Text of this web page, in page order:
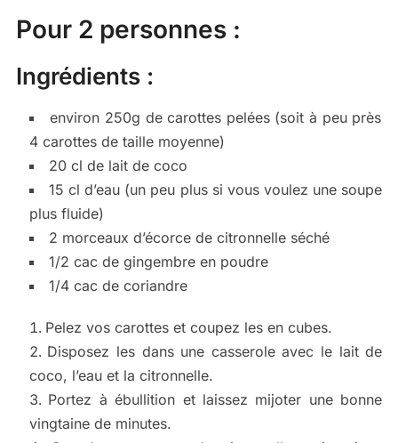
Pour 2 personnes :
Ingrédients :
environ 250g de carottes pelées (soit à peu près
4 carottes de taille moyenne)
20 cl de lait de coco
15 cl d’eau (un peu plus si vous voulez une soupe
plus fluide)
2 morceaux d’écorce de citronnelle séché
1/2 cac de gingembre en poudre
1/4 cac de coriandre
Pelez vos carottes et coupez les en cubes.
Disposez les dans une casserole avec le lait de
coco, l’eau et la citronnelle.
Portez à ébullition et laissez mijoter une bonne
vingtaine de minutes.